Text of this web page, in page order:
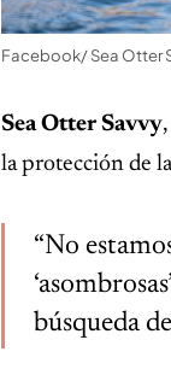
Facebook/ Sea Otter
Sea Otter Savvy
la protección de
“No
búsqueda